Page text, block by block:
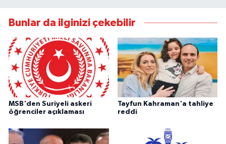
Bunlar da ilginizi çekebilir
MSB'den Suriyeli askeri
öğrenciler açıklaması
Tayfun Kahraman'a tahliye
reddi